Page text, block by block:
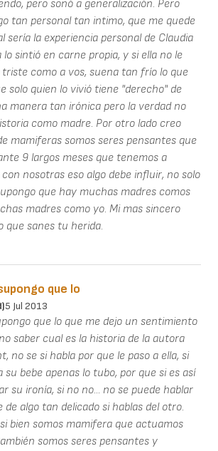
pero sonó a generalización. Pero
tan personal tan intimo, que me quede
sería la experiencia personal de Claudia
lo sintió en carne propia, y si ella no le
triste como a vos, suena tan frío lo que
solo quien lo vivió tiene "derecho" de
manera tan irónica pero la verdad no
como madre. Por otro lado creo
mamiferas somos seres pensantes que
9 largos meses que tenemos a
nosotras eso algo debe influir, no solo
que hay muchas madres comos
madres como yo. Mi mas sincero
que sanes tu herida.
que lo
5 Jul 2013
que lo que me dejo un sentimiento
saber cual es la historia de la autora
no se si habla por que le paso a ella, si
su bebe apenas lo tubo, por que si es así
su ironía, si no no... no se puede hablar
algo tan delicado si hablas del otro.
bien somos mamifera que actuamos
somos seres pensantes y